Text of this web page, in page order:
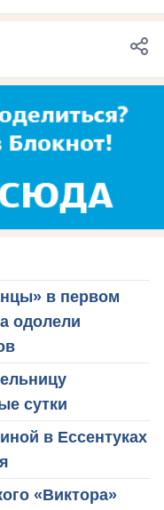
в первом
одолели
сутки
в Ессентуках
«Виктора»